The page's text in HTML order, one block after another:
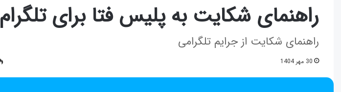
راهنمای شکایت به پلیس فتا برای تلگرام
راهنمای شکایت از جرایم تلگرامی
30 مهر 1404